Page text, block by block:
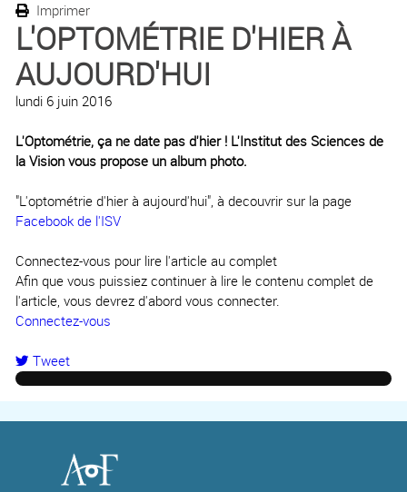
Imprimer
L'OPTOMÉTRIE D'HIER À
AUJOURD'HUI
lundi 6 juin 2016
L'Optométrie, ça ne date pas d'hier ! L'Institut des Sciences de
la Vision vous propose un album photo.
"L'optométrie d'hier à aujourd'hui", à decouvrir sur la page
Facebook de l'ISV
Connectez-vous pour lire l'article au complet
Afin que vous puissiez continuer à lire le contenu complet de
l'article, vous devrez d'abord vous connecter.
Connectez-vous
Tweet
pinterest